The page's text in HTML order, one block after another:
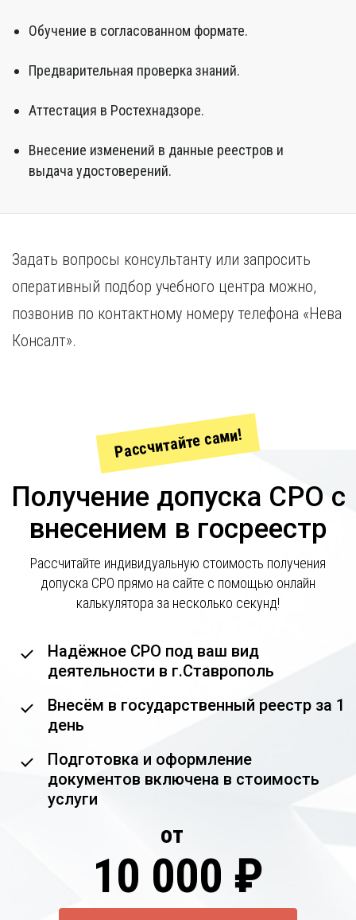
Обучение в согласованном формате.
Предварительная проверка знаний.
Аттестация в Ростехнадзоре.
Внесение изменений в данные реестров и
выдача удостоверений.
Задать вопросы консультанту или запросить
оперативный подбор учебного центра можно,
позвонив по контактному номеру телефона «Нева
Консалт».
Рассчитайте сами!
Получение допуска СРО с
внесением в госреестр
Рассчитайте индивидуальную стоимость получения
допуска СРО прямо на сайте с помощью онлайн
калькулятора за несколько секунд!
Надёжное СРО под ваш вид
деятельности в г.Ставрополь
Внесём в государственный реестр за 1
день
Подготовка и оформление
документов включена в стоимость
услуги
от
10 000 ₽